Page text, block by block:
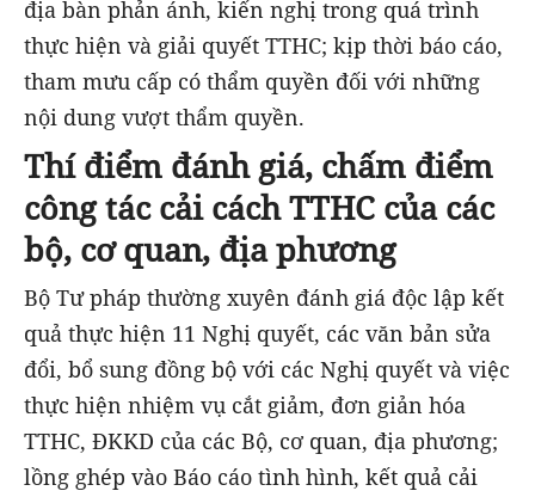
địa bàn phản ánh, kiến nghị trong quá trình
thực hiện và giải quyết TTHC; kịp thời báo cáo,
tham mưu cấp có thẩm quyền đối với những
nội dung vượt thẩm quyền.
Thí điểm đánh giá, chấm điểm
công tác cải cách TTHC của các
bộ, cơ quan, địa phương
Bộ Tư pháp thường xuyên đánh giá độc lập kết
quả thực hiện 11 Nghị quyết, các văn bản sửa
đổi, bổ sung đồng bộ với các Nghị quyết và việc
thực hiện nhiệm vụ cắt giảm, đơn giản hóa
TTHC, ĐKKD của các Bộ, cơ quan, địa phương;
lồng ghép vào Báo cáo tình hình, kết quả cải